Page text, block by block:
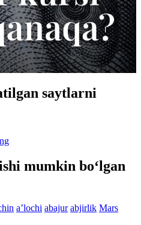
saytlarni
mumkin bo‘lgan
aʼlochi abajur abjirlik Mars